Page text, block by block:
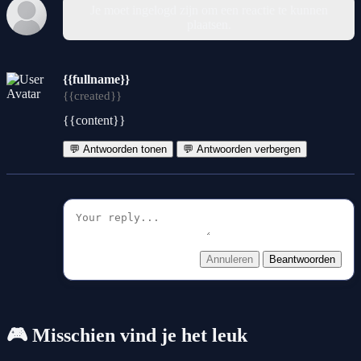
{{fullname}}
{{created}}
{{content}}
💬 Antwoorden tonen 💬 Antwoorden verbergen
Annuleren Beantwoorden
🎮 Misschien vind je het leuk